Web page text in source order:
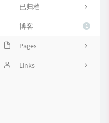
已归档
1
博客
Pages
关于Links